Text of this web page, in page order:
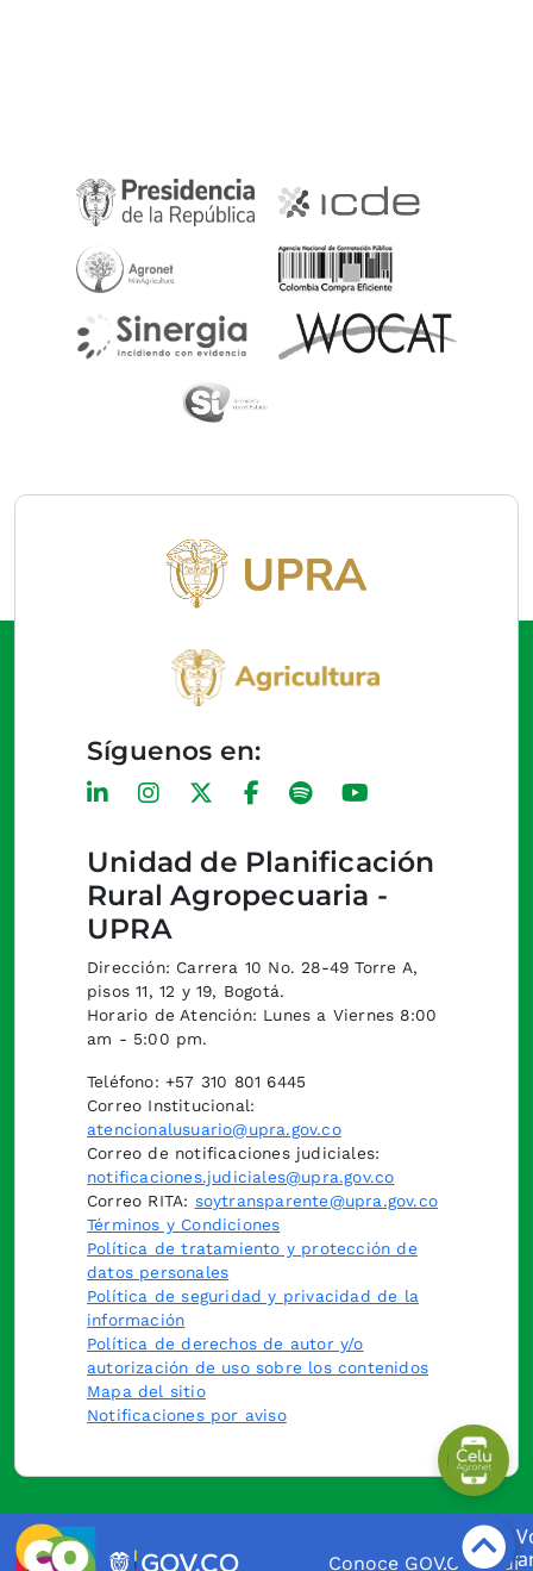
Unidad de Planificación
Rural Agropecuaria -
UPRA
Dirección: Carrera 10 No. 28-49 Torre A,
pisos 11, 12 y 19, Bogotá.
Horario de Atención: Lunes a Viernes 8:00
am - 5:00 pm.
Teléfono: +57 310 801 6445
Correo Institucional:
atencionalusuario@upra.gov.co
Correo de notificaciones judiciales:
notificaciones.judiciales@upra.gov.co
Correo RITA: soytransparente@upra.gov.co
Términos y Condiciones
Política de tratamiento y protección de
datos personales
Política de seguridad y privacidad de la
información
Política de derechos de autor y/o
autorización de uso sobre los contenidos
Mapa del sitio
Notificaciones por aviso
Síguenos en:
Conoce GOV.CO aquí